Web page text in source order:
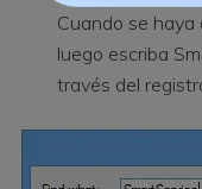
Cuando se haya
luego escriba
través del